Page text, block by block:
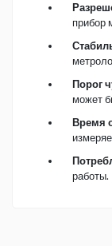
прибор
Порог
может
Время
работы.